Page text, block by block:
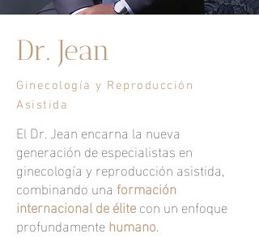
Dr. Jean
Ginecología y Reproducción
Asistida
El Dr. Jean encarna la nueva
generación de especialistas en
ginecología y reproducción asistida,
combinando una formación
internacional de élitecon un enfoque
profundamentehumano.